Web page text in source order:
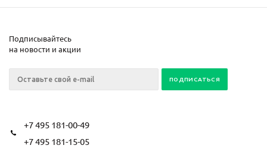
Подписывайтесь
на новости и акции
+7 495 181-00-49
+7 495 181-15-05